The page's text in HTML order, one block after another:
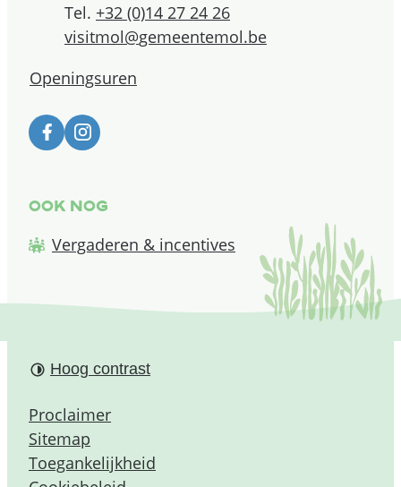
+32 (0)14 27 24 26
E-mailvisitmol@gemeentemol.be
Openingsuren
Ook nog
Vergaderen & incentives
FacebookInstagram
Hoog contrast
Proclaimer
Sitemap
Toegankelijkheid